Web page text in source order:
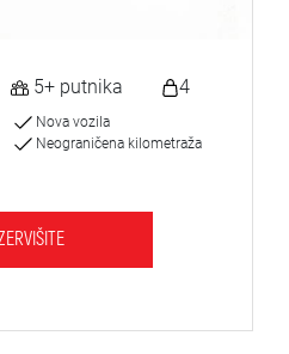
5+ putnika 4
Nova vozila
Neograničena kilometraža